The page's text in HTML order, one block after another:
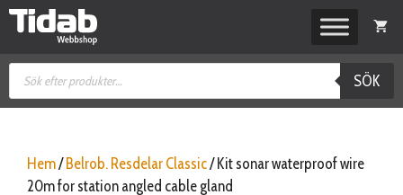
Hoppa
Produktsökning
SÖK
Hem/ Belrob. Resdelar Classic/ Kit sonar waterproof wire
20m for station angled cable gland